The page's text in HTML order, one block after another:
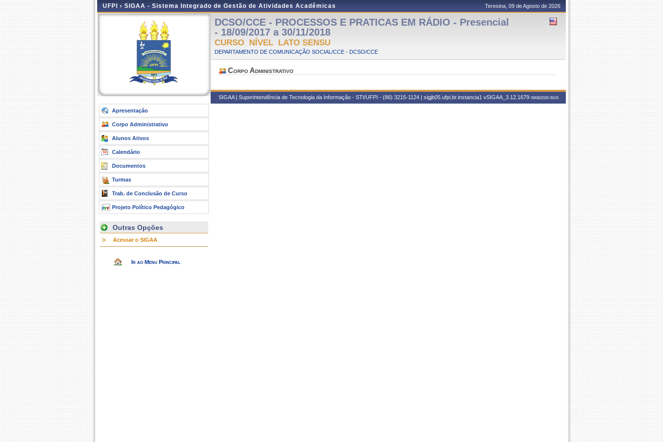
UFPI › SIGAA - Sistema Integrado de Gestão de Atividades Acadêmicas Teresina, 09 de Agosto de 2026
Apresentação
Corpo Administrativo
Alunos Ativos
Calendário
Documentos
Turmas
Trab. de Conclusão de Curso
Projeto Político Pedagógico
Outras Opções
Acessar o SIGAA
Ir ao Menu Principal
DCSO/CCE - PROCESSOS E PRATICAS EM RÁDIO - Presencial
- 18/09/2017 a 30/11/2018
CURSO NÍVEL LATO SENSU
DEPARTAMENTO DE COMUNICAÇÃO SOCIAL/CCE - DCSO/CCE
Corpo Administrativo
SIGAA | Superintendência de Tecnologia da Informação - STI/UFPI - (86) 3215-1124 | sigjb05.ufpi.br.instancia1 vSIGAA_3.12.1679 09/08/2026 09:03